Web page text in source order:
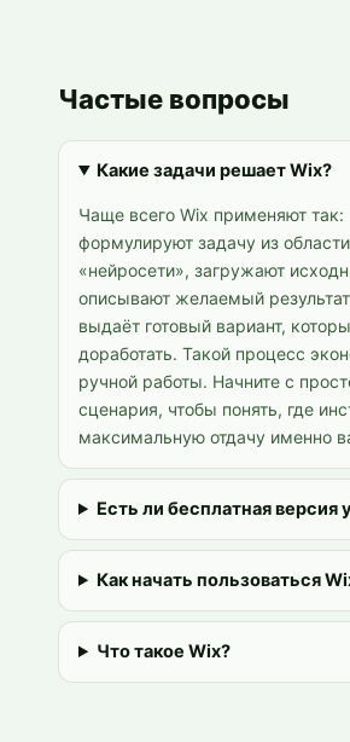
Частые вопросы
Какие задачи решает Wix?
Чаще всего Wix применяют так:
формулируют задачу из области
«нейросети», загружают
описывают желаемый
выдаёт готовый вариант,
доработать. Такой процесс
ручной работы. Начните с
сценария, чтобы понять, где
максимальную отдачу именно
Есть ли бесплатная версия
Как начать пользоваться
Что такое Wix?